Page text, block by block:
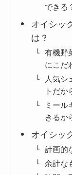
できる
オイシッ
は？
有機野
にこだ
人気シ
トだか
ミール
きるか
オイシッ
計画的
余計な